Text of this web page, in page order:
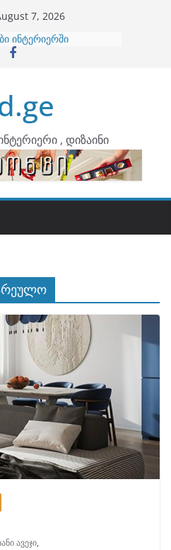
7, 2026
ინტერიერში
, დიზაინი
ავეჯი,